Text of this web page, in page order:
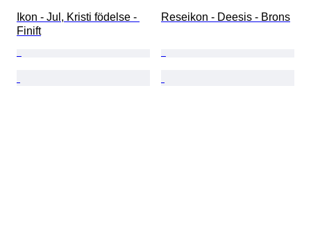
Ikon - Jul, Kristi födelse -
Finift
Reseikon - Deesis - Brons